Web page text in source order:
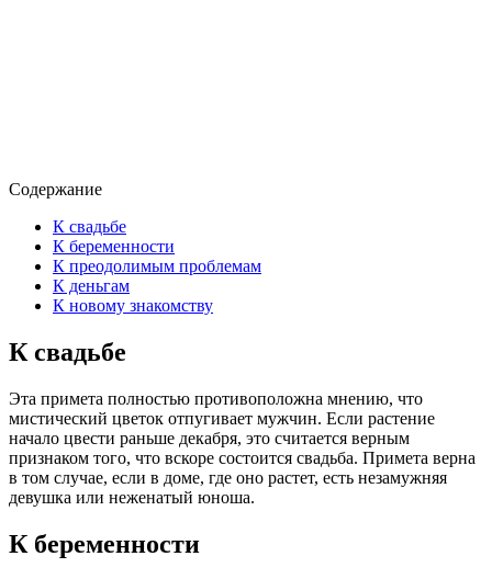
Содержание
К свадьбе
К беременности
К преодолимым проблемам
К деньгам
К новому знакомству
К свадьбе
Эта примета полностью противоположна мнению, что
мистический цветок отпугивает мужчин. Если растение
начало цвести раньше декабря, это считается верным
признаком того, что вскоре состоится свадьба. Примета верна
в том случае, если в доме, где оно растет, есть незамужняя
девушка или неженатый юноша.
К беременности